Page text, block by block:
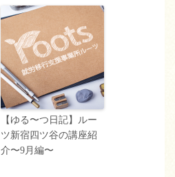
【ゆる〜つ日記】ルー
ツ新宿四ツ谷の講座紹
介〜9月編〜